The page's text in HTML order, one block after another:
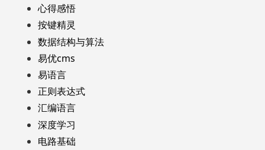
心得感悟
按键精灵
数据结构与算法
易优cms
易语言
正则表达式
汇编语言
深度学习
电路基础